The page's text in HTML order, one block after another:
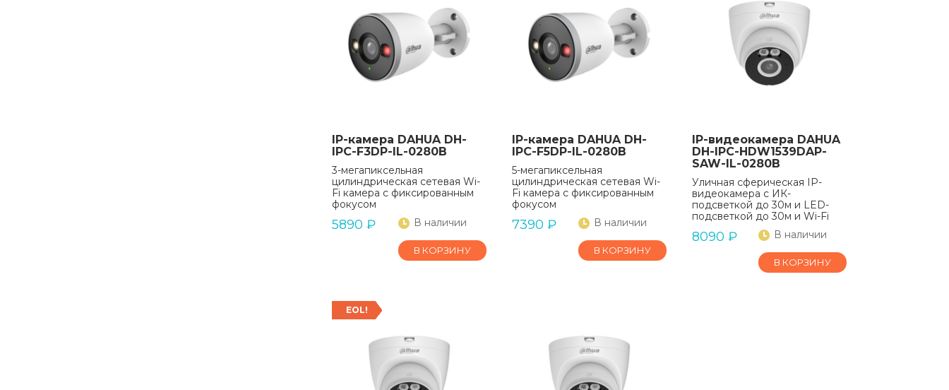
IP-камера DAHUA DH-
IPC-F3DP-IL-0280B
3-мегапиксельная
цилиндрическая сетевая Wi-
Fi камера с фиксированным
фокусом
5890 ₽ В наличии
В КОРЗИНУ
IP-камера DAHUA DH-
IPC-F5DP-IL-0280B
5-мегапиксельная
цилиндрическая сетевая Wi-
Fi камера с фиксированным
фокусом
7390 ₽ В наличии
В КОРЗИНУ
IP-видеокамера DAHUA
DH-IPC-HDW1539DAP-
SAW-IL-0280B
Уличная сферическая IP-
видеокамера с ИК-
подсветкой до 30м и LED-
подсветкой до 30м и Wi-Fi
8090 ₽ В наличии
В КОРЗИНУ
EOL!